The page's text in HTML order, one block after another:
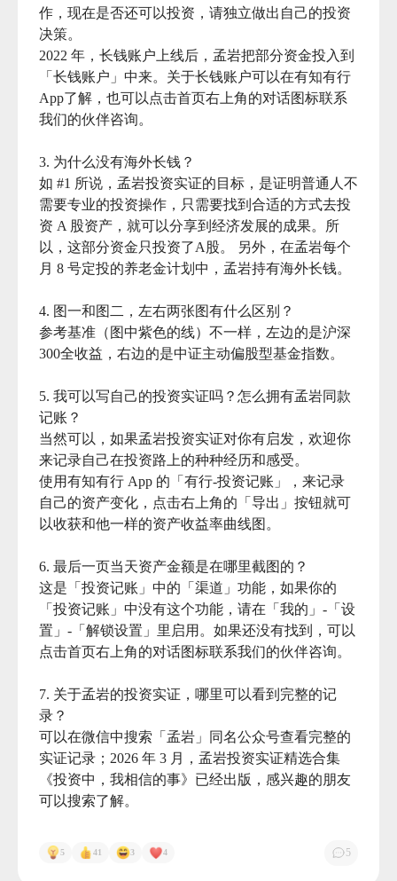
作，现在是否还可以投资，请独立做出自己的投资
决策。
2022 年，长钱账户上线后，孟岩把部分资金投入到
「长钱账户」中来。关于长钱账户可以在有知有行
App了解，也可以点击首页右上角的对话图标联系
我们的伙伴咨询。
3. 为什么没有海外长钱？
如 #1 所说，孟岩投资实证的目标，是证明普通人不
需要专业的投资操作，只需要找到合适的方式去投
资 A 股资产，就可以分享到经济发展的成果。所
以，这部分资金只投资了A股。 另外，在孟岩每个
月 8 号定投的养老金计划中，孟岩持有海外长钱。
4. 图一和图二，左右两张图有什么区别？
参考基准（图中紫色的线）不一样，左边的是沪深
300全收益，右边的是中证主动偏股型基金指数。
5. 我可以写自己的投资实证吗？怎么拥有孟岩同款
记账？
当然可以，如果孟岩投资实证对你有启发，欢迎你
来记录自己在投资路上的种种经历和感受。
使用有知有行 App 的「有行-投资记账」，来记录
自己的资产变化，点击右上角的「导出」按钮就可
以收获和他一样的资产收益率曲线图。
6. 最后一页当天资产金额是在哪里截图的？
这是「投资记账」中的「渠道」功能，如果你的
「投资记账」中没有这个功能，请在「我的」-「设
置」-「解锁设置」里启用。如果还没有找到，可以
点击首页右上角的对话图标联系我们的伙伴咨询。
7. 关于孟岩的投资实证，哪里可以看到完整的记
录？
可以在微信中搜索「孟岩」同名公众号查看完整的
实证记录；2026 年 3 月，孟岩投资实证精选合集
《投资中，我相信的事》已经出版，感兴趣的朋友
可以搜索了解。
5 41 3 4 5